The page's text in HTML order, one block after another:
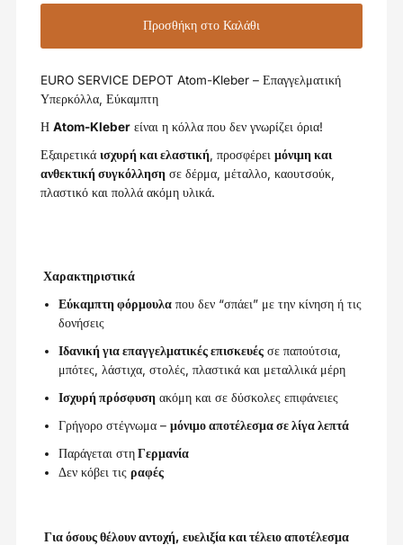
EURO SERVICE DEPOT Atom-Kleber – Επαγγελματική
Υπερκόλλα, Εύκαμπτη
ΗAtom-Kleber είναι η κόλλα που δεν γνωρίζει όρια!
Εξαιρετικάισχυρή και ελαστική , προσφέρειμόνιμη και
ανθεκτική συγκόλληση σε δέρμα, μέταλλο, καουτσούκ,
πλαστικό και πολλά ακόμη υλικά.
Χαρακτηριστικά
Εύκαμπτη φόρμουλα που δεν “σπάει” με την κίνηση ή τις
δονήσεις
Ιδανική για επαγγελματικές επισκευές σε παπούτσια,
μπότες, λάστιχα, στολές, πλαστικά και μεταλλικά μέρη
Ισχυρή πρόσφυση ακόμη και σε δύσκολες επιφάνειες
Γρήγορο στέγνωμα –μόνιμο αποτέλεσμα σε λίγα λεπτά
Παράγεται στηΓερμανία
Δεν κόβει τιςραφές
Για όσους θέλουν αντοχή, ευελιξία και τέλειο αποτέλεσμα